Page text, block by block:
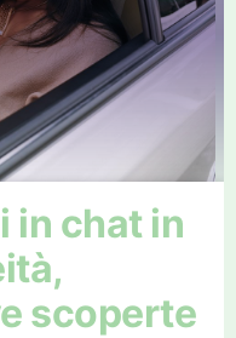
in chat in
scoperte